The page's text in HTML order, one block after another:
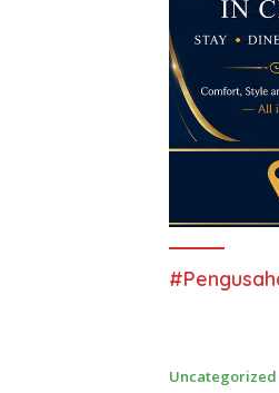
Uncategorized